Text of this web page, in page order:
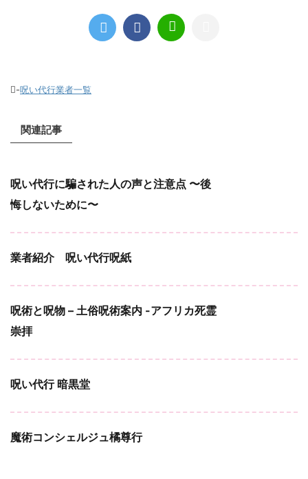
-呪い代行業者一覧
関連記事
呪い代行に騙された人の声と注意点 〜後
悔しないために〜
業者紹介 呪い代行呪紙
呪術と呪物 – 土俗呪術案内 -アフリカ死霊
崇拝
呪い代行 暗黒堂
魔術コンシェルジュ橘尊行‎